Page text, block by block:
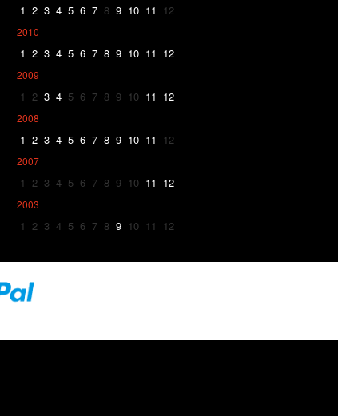
1 2 3 4 5 6 7 8 9 10 11 12
2010
1 2 3 4 5 6 7 8 9 10 11 12
2009
1 2 3 4 5 6 7 8 9 10 11 12
2008
1 2 3 4 5 6 7 8 9 10 11 12
2007
1 2 3 4 5 6 7 8 9 10 11 12
2003
1 2 3 4 5 6 7 8 9 10 11 12